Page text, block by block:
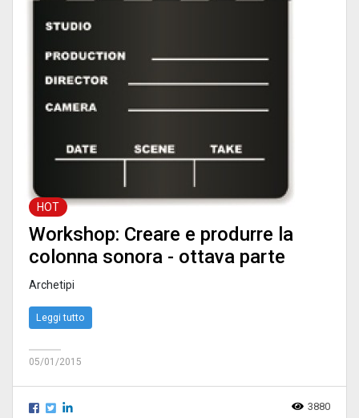
HOT
Workshop: Creare e produrre la
colonna sonora - ottava parte
Archetipi
Leggi tutto
05/01/2015
3880